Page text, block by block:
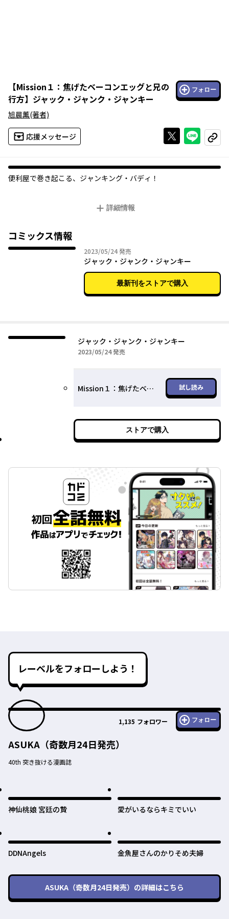
【Mission１：焦げたベーコンエッグと兄の
行方】 ジャック・ジャンク・ジャンキー
フォロー
旭晨薫(著者)
応援メッセージ Xで投稿する
ライン
コピー
便利屋で巻き起こる、ジャンキング・バディ！
詳細情報
コミックス情報
2023/05/242023年05月24日
発売
ジャック・ジャンク・ジャンキー
最新刊をストアで購入
ジャック・ジャンク・ジャンキー
2023/05/242023年05月24日
発売
Mission１：焦げたベーコンエッグと兄の行方 試し読み
ストアで購入
レーベルをフォローしよう！
1,135 フォロワー フォロー
ASUKA（奇数月24日発売）
40th 突き抜ける漫画誌
神仙桃娘 宮廷の贄 愛がいるならキミでいい
DDNAngels 金魚屋さんのかりそめ夫婦
ASUKA（奇数月24日発売） の詳細はこちら